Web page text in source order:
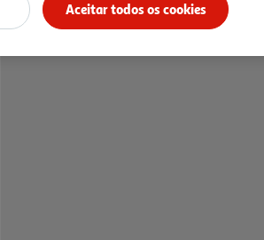
Aceitar todos os cookies